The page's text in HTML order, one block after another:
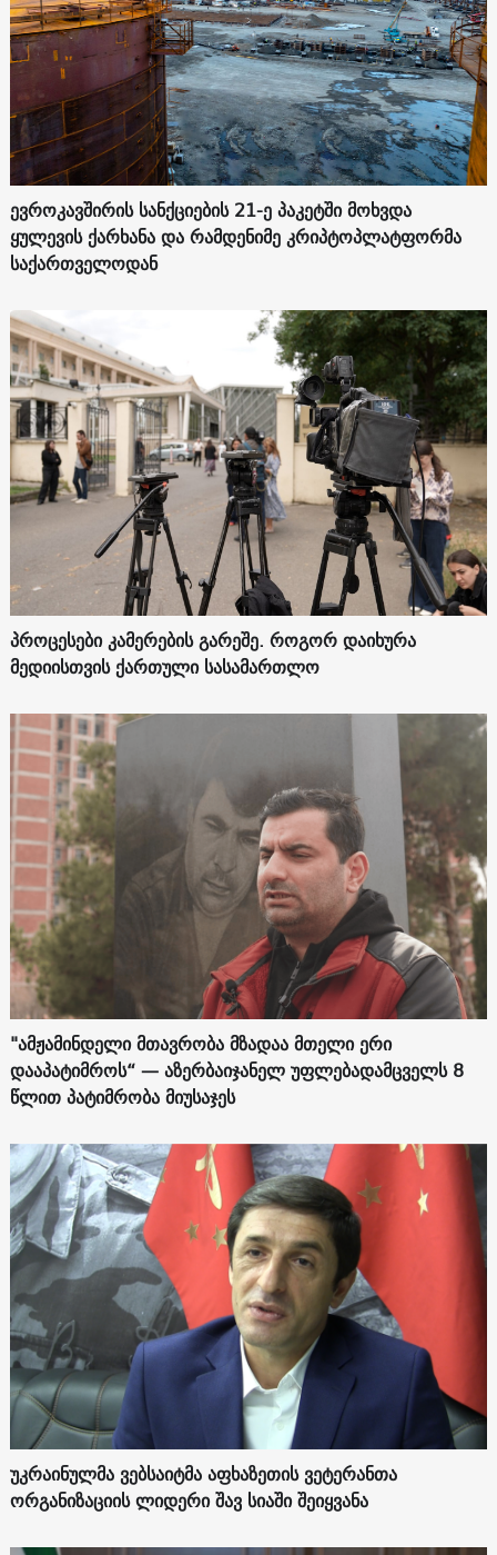
ევროკავშირის სანქციების 21-ე პაკეტში მოხვდა
ყულევის ქარხანა და რამდენიმე კრიპტოპლატფორმა
საქართველოდან
პროცესები კამერების გარეშე. როგორ დაიხურა
მედიისთვის ქართული სასამართლო
"ამჟამინდელი მთავრობა მზადაა მთელი ერი
დააპატიმროს“ — აზერბაიჯანელ უფლებადამცველს 8
წლით პატიმრობა მიუსაჯეს
უკრაინულმა ვებსაიტმა აფხაზეთის ვეტერანთა
ორგანიზაციის ლიდერი შავ სიაში შეიყვანა